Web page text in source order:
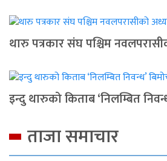
थारु पत्रकार संघ पश्चिम
इन्दु थारुको किताब ‘निलम्बित
ताजा समाचार